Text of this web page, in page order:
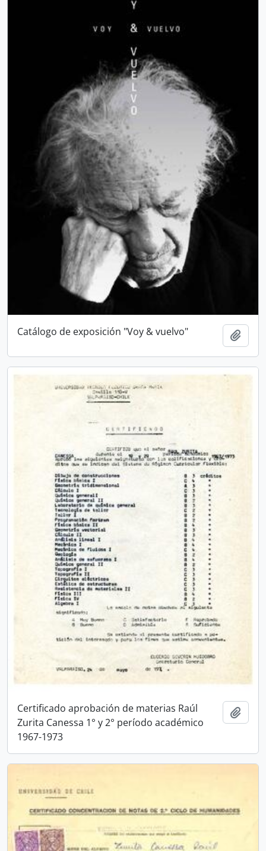
Catálogo de exposición "Voy & vuelvo"
Certificado aprobación de materias Raúl
Zurita Canessa 1° y 2° período académico
1967-1973